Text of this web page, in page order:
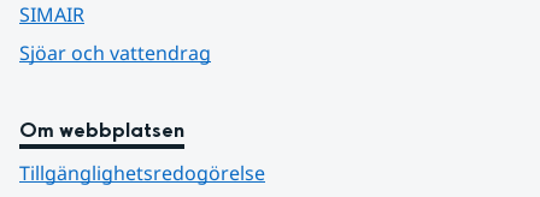
SIMAIR
Sjöar och vattendrag
Om webbplatsen
Tillgänglighetsredogörelse